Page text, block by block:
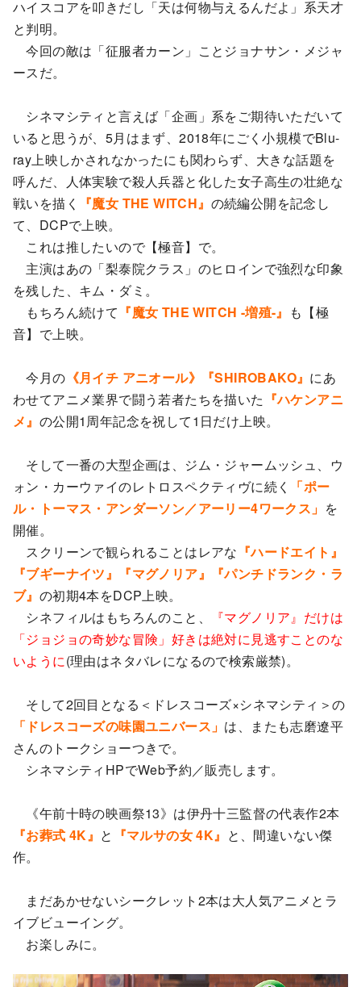
ハイスコアを叩きだし「天は何物与えるんだよ」系天才
と判明。
今回の敵は「征服者カーン」ことジョナサン・メジャ
ースだ。
シネマシティと言えば「企画」系をご期待いただいて
いると思うが、5月はまず、2018年にごく小規模でBlu-
ray上映しかされなかったにも関わらず、大きな話題を
呼んだ、人体実験で殺人兵器と化した女子高生の壮絶な
戦いを描く
『魔女 THE WITCH』 の続編公開を記念し
て、DCPで上映。
これは推したいので【極音】で。
主演はあの「梨泰院クラス」のヒロインで強烈な印象
を残した、キム・ダミ。
もちろん続けて 『魔女 THE WITCH -増殖-』 も【極
音】で上映。
今月の 《月イチ アニオール》『SHIROBAKO』 にあ
わせてアニメ業界で闘う若者たちを描いた 『ハケンアニ
メ』 の公開1周年記念を祝して1日だけ上映。
そして一番の大型企画は、ジム・ジャームッシュ、ウ
ォン・カーウァイのレトロスペクティヴに続く
「ポー
ル・トーマス・アンダーソン／アーリー4ワークス」 を
開催。
スクリーンで観られることはレアな 『ハードエイト』
『ブギーナイツ』『マグノリア』『パンチドランク・ラ
ブ』 の初期4本をDCP上映。
シネフィルはもちろんのこと、
『マグノリア』だけは
「ジョジョの奇妙な冒険」好きは絶対に見逃すことのな
いように(理由はネタバレになるので検索厳禁)。
そして2回目となる＜ドレスコーズ×シネマシティ＞の
「ドレスコーズの味園ユニバース」 は、またも志磨遼平
さんのトークショーつきで。
シネマシティHPでWeb予約／販売します。
《午前十時の映画祭13》は伊丹十三監督の代表作2本
『お葬式 4K』 と 『マルサの女 4K』 と、間違いない傑
作。
まだあかせないシークレット2本は大人気アニメとラ
イブビューイング。
お楽しみに。